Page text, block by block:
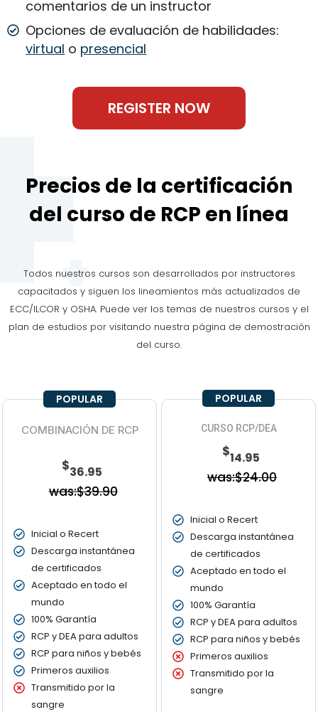
comentarios de un instructor
Opciones de evaluación de habilidades:
virtual o presencial
REGISTER NOW
Precios de la certificación
del curso de RCP en línea
Todos nuestros cursos son desarrollados por instructores
capacitados y siguen los lineamientos más actualizados de
ECC/ILCOR y OSHA. Puede ver los temas de nuestros cursos y el
plan de estudios por visitando nuestra página de demostración
del curso.
COMBINACIÓN DE RCP
$36.95
was:$39.90
Inicial o Recert
Descarga instantánea
de certificados
Aceptado en todo el
mundo
100% Garantía
RCP y DEA para adultos
RCP para niños y bebés
Primeros auxilios
Transmitido por la
sangre
POPULAR
CURSO RCP/DEA
$14.95
was:$24.00
Inicial o Recert
Descarga instantánea
de certificados
Aceptado en todo el
mundo
100% Garantía
RCP y DEA para adultos
RCP para niños y bebés
Primeros auxilios
Transmitido por la
sangre
POPULAR